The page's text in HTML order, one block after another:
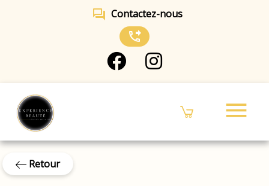
forum Contactez-nous
phone_forwarded
menu
Retour